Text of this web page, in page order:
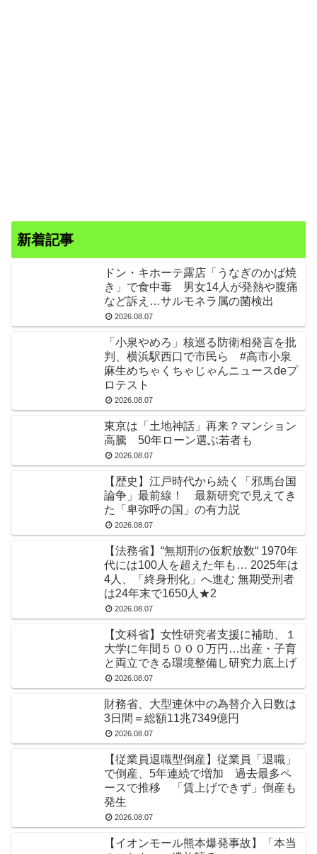
新着記事
ドン・キホーテ露店「うなぎのかば焼
き」で食中毒 男女14人が発熱や腹痛
など訴え…サルモネラ属の菌検出
2026.08.07
「小泉やめろ」核巡る防衛相発言を批
判、横浜駅西口で市民ら #高市小泉
麻生めちゃくちゃじゃんニュースdeプ
ロテスト
2026.08.07
東京は「土地神話」再来？マンション
高騰 50年ローン選ぶ若者も
2026.08.07
【歴史】江戸時代から続く「邪馬台国
論争」最前線！ 最新研究で見えてき
た「卑弥呼の国」の有力説
2026.08.07
【法務省】“無期刑の仮釈放数“ 1970年
代には100人を超えた年も… 2025年は
4人、「終身刑化」へ進む 無期受刑者
は24年末で1650人★2
2026.08.07
【文科省】女性研究者支援に補助、１
大学に年間５０００万円…出産・子育
と両立できる環境整備し研究力底上げ
2026.08.07
財務省、大型連休中の為替介入日数は
3日間＝総額11兆7349億円
2026.08.07
【従業員退職型倒産】従業員「退職」
で倒産、5年連続で増加 過去最多ペ
ースで推移 「賃上げできず」倒産も
発生
2026.08.07
【イオンモール熊本爆発事故】「本当